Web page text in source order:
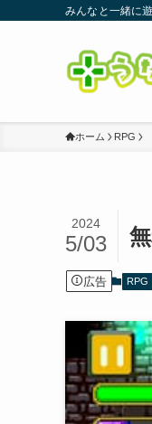
みんなと一緒に
ホーム RPG
2024
5/03
広告 RPG